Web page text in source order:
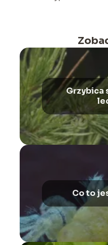
Grzybica
Co to